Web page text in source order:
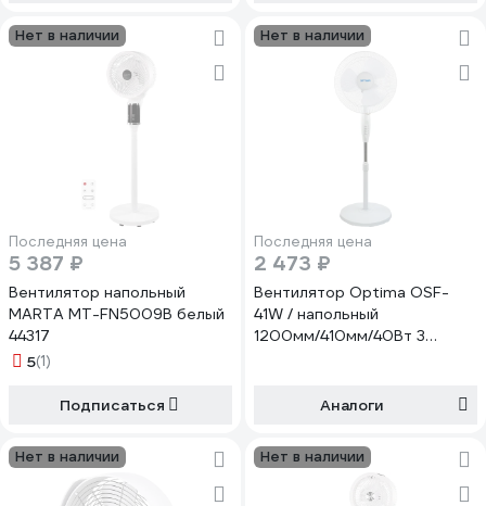
Нет в наличии
Последняя цена
5 387 ₽
Вентилятор напольный
MARTA MT-FN5009B белый
44317
5(1)
Подписаться
Нет в наличии
Последняя цена
2 473 ₽
Вентилятор Optima OSF-
41W / напольный
1200мм/410мм/40Вт 3
Аналоги
Нет в наличии Нет в наличии